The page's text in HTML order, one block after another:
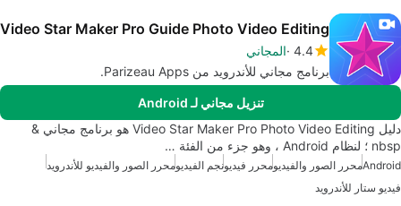
Video Star Maker Pro Guide Photo Video Editing
4.4 المجاني
برنامج مجاني للأندرويد من Parizeau Apps.
تنزيل مجاني لـ Android
دليل Video Star Maker Pro Photo Video Editing هو برنامج مجاني &
nbsp ؛ لنظام Android ، وهو جزء من الفئة …
Androidمحرر الصور والفيديومحرر فيديونجم الفيديومحرر الصور والفيديو للأندرويد
فيديو ستار للأندرويد